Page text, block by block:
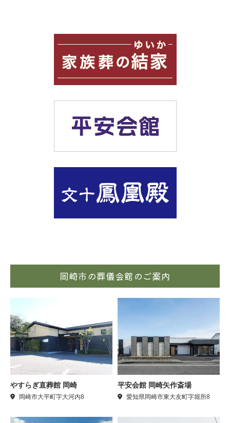
岡崎市の葬儀会館のご案内
やすらぎ直葬館 岡崎
岡崎市大平町字大河内8
平安会館 岡崎矢作斎場
愛知県岡崎市東大友町字堀所8